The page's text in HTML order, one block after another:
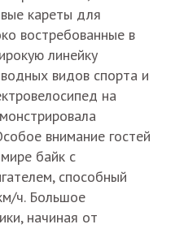
кареты для
востребованные в
линейку
видов спорта и
на
внимание гостей
байк с
способный
ч. Большое
начиная от